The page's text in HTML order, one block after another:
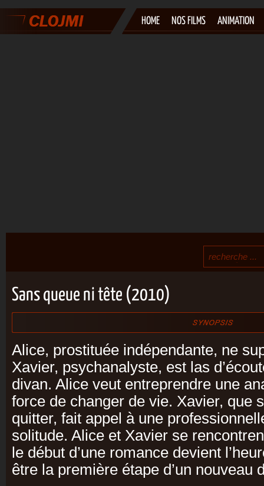
HOME NOS FILMS ANIMATION
Sans queue ni tête (2010)
Alice, prostituée indépendante, ne
Xavier, psychanalyste, est las
divan. Alice veut entreprendre une
force de changer de vie. Xavier, que
quitter, fait appel à une
solitude. Alice et Xavier se
le début d’une romance devient
être la première étape d’un nouveau